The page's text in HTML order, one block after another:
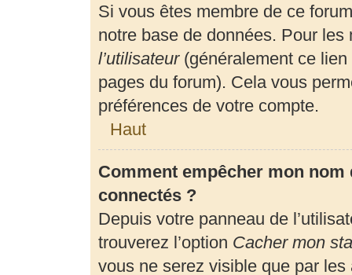
Si vous êtes membre de ce
notre base de données. Pour
l’utilisateur(généralement ce lien
pages du forum). Cela vous
préférences de votre compte.
Haut
Comment empêcher mon
connectés ?
Depuis votre panneau de
trouverez l’option Cacher mon
vous ne serez visible que par